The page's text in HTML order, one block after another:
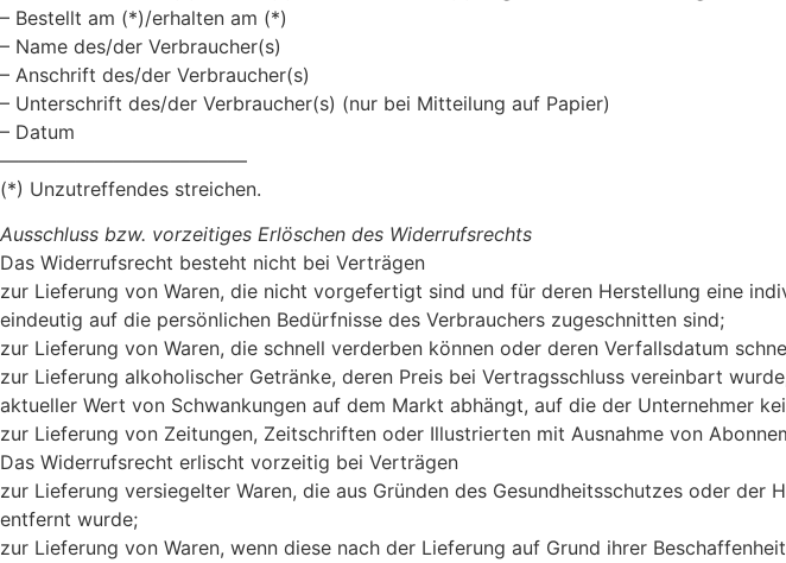
– Bestellt am (*)/erhalten am (*)
– Name des/der Verbraucher(s)
– Anschrift des/der Verbraucher(s)
– Unterschrift des/der Verbraucher(s) (nur bei Mitteilung auf Papier)
– Datum
—————————————
(*) Unzutreffendes streichen.
Ausschluss bzw. vorzeitiges Erlöschen des Widerrufsrechts
Das Widerrufsrecht besteht nicht bei Verträgen
zur Lieferung von Waren, die nicht vorgefertigt sind und für deren Herstellung eine
eindeutig auf die persönlichen Bedürfnisse des Verbrauchers zugeschnitten sind;
zur Lieferung von Waren, die schnell verderben können oder deren Verfallsdatum
zur Lieferung alkoholischer Getränke, deren Preis bei Vertragsschluss vereinbart
aktueller Wert von Schwankungen auf dem Markt abhängt, auf die der Unternehmer
zur Lieferung von Zeitungen, Zeitschriften oder Illustrierten mit Ausnahme von
Das Widerrufsrecht erlischt vorzeitig bei Verträgen
zur Lieferung versiegelter Waren, die aus Gründen des Gesundheitsschutzes oder
entfernt wurde;
zur Lieferung von Waren, wenn diese nach der Lieferung auf Grund ihrer